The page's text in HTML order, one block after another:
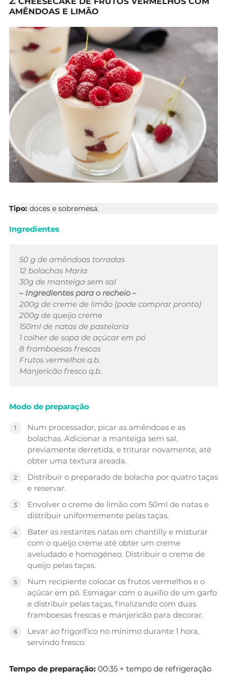
AMÊNDOAS E LIMÃO
Tipo: doces e sobremesa.
Ingredientes
50 g de amêndoas torradas
12 bolachas Maria
30g de manteiga sem sal
– Ingredientes para o recheio –
200g de creme de limão (pode comprar pronto)
200g de queijo creme
150ml de natas de pastelaria
1 colher de sopa de açúcar em pó
8 framboesas frescas
Frutos vermelhos q.b.
Manjericão fresco q.b.
Modo de preparação
Num processador, picar as amêndoas e as
bolachas. Adicionar a manteiga sem sal,
previamente derretida, e triturar novamente, até
obter uma textura areada.
Distribuir o preparado de bolacha por quatro taças
e reservar.
Envolver o creme de limão com 50ml de natas e
distribuir uniformemente pelas taças.
Bater as restantes natas em chantilly e misturar
com o queijo creme até obter um creme
aveludado e homogéneo. Distribuir o creme de
queijo pelas taças.
Num recipiente colocar os frutos vermelhos e o
açúcar em pó. Esmagar com o auxílio de um garfo
e distribuir pelas taças, finalizando com duas
framboesas frescas e manjericão para decorar.
Levar ao frigorífico no mínimo durante 1 hora,
servindo fresco.
Tempo de preparação: 00:35 + tempo de refrigeração